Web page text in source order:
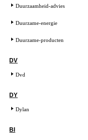
Duurzaamheid-advies
Duurzame-energie
Duurzame-producten
DV
Dvd
DY
Dylan
BI